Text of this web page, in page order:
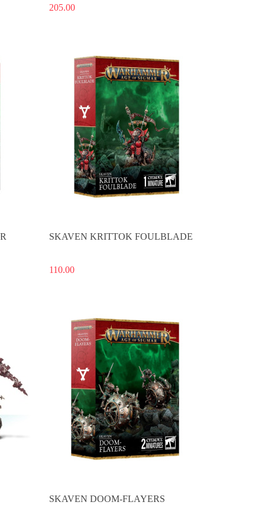
205.00
Produkt niedostępny
SKAVEN KRITTOK FOULBLADE
110.00
Produkt niedostępny
SKAVEN DOOM-FLAYERS